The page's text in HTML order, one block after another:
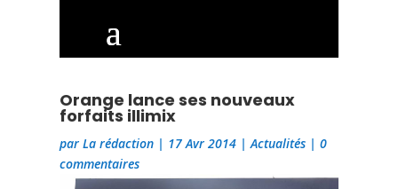
Orange lance ses nouveaux
forfaits illimix
parLa rédaction | 17 Avr 2014 |Actualités |0
commentaires